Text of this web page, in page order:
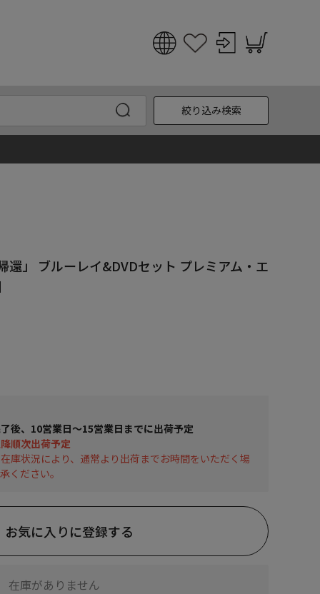
English
한국어
絞り込み検索
還」 ブルーレイ&DVDセット プレミアム・エ
後、10営業日～15営業日までに出荷予定
順次出荷予定
庫状況により、通常より出荷までお時間をいただく場
ください。
お気に入りに登録する
在庫がありません